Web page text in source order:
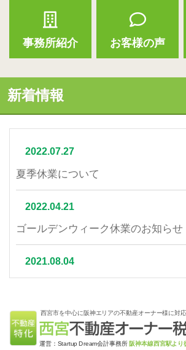
事務所紹介 お客様の声
新着情報
2022.07.27
夏季休業について
2022.04.21
ゴールデンウィーク休業のお知らせ
2021.08.04
2021.07.06
相続不動産の売却はかかる税金と
西宮市を中心に阪神エリアの不動産オーナー様に対応
運営：Startup Dream会計事務所 阪神本線西宮駅より